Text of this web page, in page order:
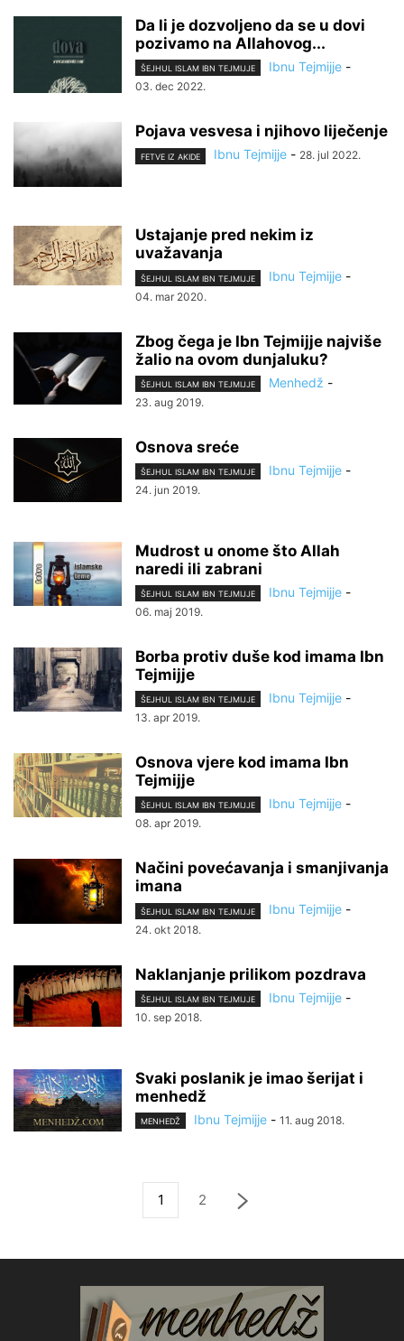
Da li je dozvoljeno da se u dovi
pozivamo na Allahovog...
ŠEJHUL ISLAM IBN TEJMIJJE Ibnu Tejmijje -
03. dec 2022.
Pojava vesvesa i njihovo liječenje
FETVE IZ AKIDE Ibnu Tejmijje - 28. jul 2022.
Ustajanje pred nekim iz
uvažavanja
ŠEJHUL ISLAM IBN TEJMIJJE Ibnu Tejmijje -
04. mar 2020.
Zbog čega je Ibn Tejmijje najviše
žalio na ovom dunjaluku?
ŠEJHUL ISLAM IBN TEJMIJJE Menhedž -
23. aug 2019.
Osnova sreće
ŠEJHUL ISLAM IBN TEJMIJJE Ibnu Tejmijje -
24. jun 2019.
Mudrost u onome što Allah
naredi ili zabrani
ŠEJHUL ISLAM IBN TEJMIJJE Ibnu Tejmijje -
06. maj 2019.
Borba protiv duše kod imama Ibn
Tejmijje
ŠEJHUL ISLAM IBN TEJMIJJE Ibnu Tejmijje -
13. apr 2019.
Osnova vjere kod imama Ibn
Tejmijje
ŠEJHUL ISLAM IBN TEJMIJJE Ibnu Tejmijje -
08. apr 2019.
Načini povećavanja i smanjivanja
imana
ŠEJHUL ISLAM IBN TEJMIJJE Ibnu Tejmijje -
24. okt 2018.
Naklanjanje prilikom pozdrava
ŠEJHUL ISLAM IBN TEJMIJJE Ibnu Tejmijje -
10. sep 2018.
Svaki poslanik je imao šerijat i
menhedž
MENHEDŽ Ibnu Tejmijje - 11. aug 2018.
1 2